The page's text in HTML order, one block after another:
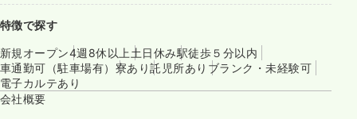
特徴で探す
新規オープン4週8休以上 土日休み駅徒歩５分以内
車通勤可（駐車場有） 寮あり託児所あり ブランク・未経験可
電子カルテあり
会社概要